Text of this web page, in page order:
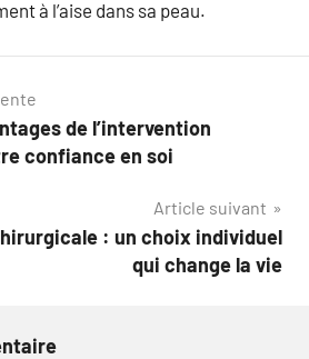
à l’aise dans sa peau.
de l’intervention
confiance en soi
Article suivant
: un choix individuel
qui change la vie